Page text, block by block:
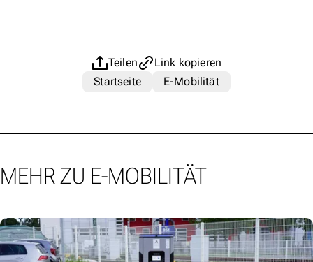
Teilen
Link kopieren
Startseite
E-Mobilität
MEHR ZU E-MOBILITÄT